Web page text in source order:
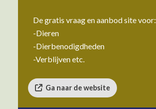
De gratis vraag en aanbod site voor:
-Dieren
-Dierbenodigdheden
-Verblijven etc.
Ga naar de website